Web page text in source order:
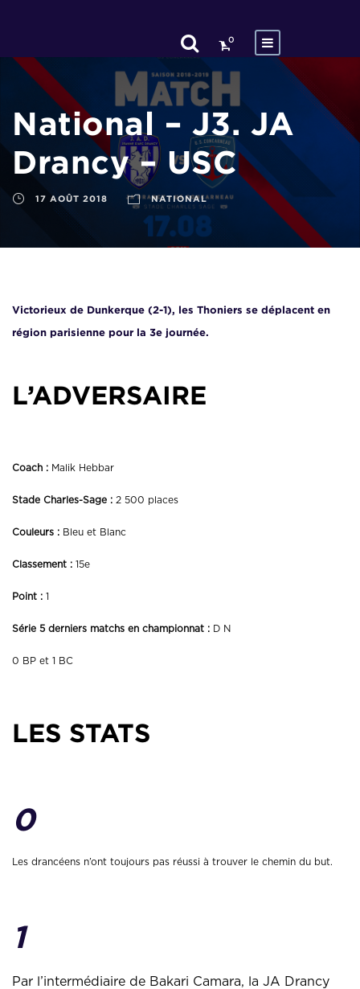
0
National – J3. JA
Drancy – USC
17 AOÛT 2018 NATIONAL
Victorieux de Dunkerque (2-1), les Thoniers se déplacent en
région parisienne pour la 3e journée.
L’ADVERSAIRE
Coach : Malik Hebbar
Stade Charles-Sage : 2 500 places
Couleurs : Bleu et Blanc
Classement : 15e
Point : 1
Série 5 derniers matchs en championnat : D N
0 BP et 1 BC
LES STATS
0
Les drancéens n’ont toujours pas réussi à trouver le chemin du but.
1
Par l’intermédiaire de Bakari Camara, la JA Drancy